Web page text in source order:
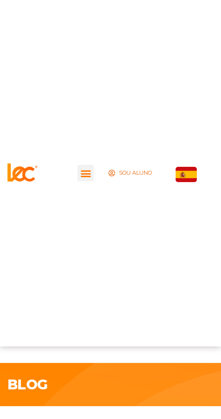
SOU ALUNO
BLOG